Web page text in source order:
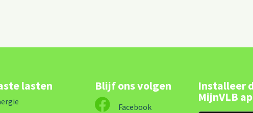
lasten Blijf ons volgen
Facebook
Installeer
MijnVLB